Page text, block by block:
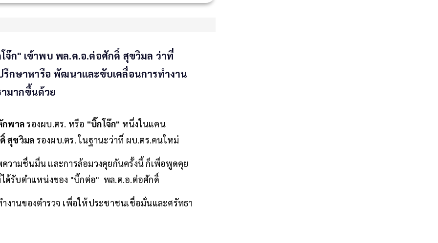
จ๊ก" เข้าพบ พล.ต.อ.ต่อศักดิ์ สุขวิมล ว่าที่
กษาหารือ พัฒนาและขับเคลื่อนการทำงาน
มากขึ้นด้วย
กพาลรองผบ.ตร. หรือ "บิ๊กโจ๊ก" หนึ่งในแคน
สุขวิมล รองผบ.ตร. ในฐานะว่าที่ ผบ.ตร.คนใหม่
วามชื่นมื่น และการล้อมวงคุยกันครั้งนี้ ก็เพื่อพูดคุย
ด้รับตำแหน่งของ "บิ๊กต่อ" พล.ต.อ.ต่อศักดิ์
านของตำรวจ เพื่อให้ประชาชนเชื่อมั่นและศรัทธา